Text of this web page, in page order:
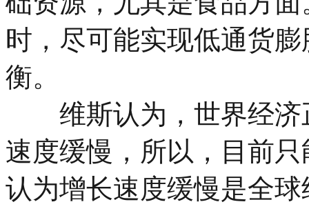
时，尽可能实现低通货
衡。
维斯认为，世界经济
速度缓慢，所以，目前
认为增长速度缓慢是全